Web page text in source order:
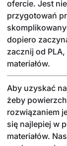
ofercie. Jest
przygotowań
dopiero
zacznij od
materiałów.
Aby uzyskać
żeby
rozwiązaniem
się najlepiej w
materiałów.